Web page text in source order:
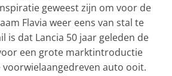
geweest zijn om voor de
Flavia weer eens van stal te
is dat Lancia 50 jaar geleden de
een grote marktintroductie
voorwielaangedreven auto ooit.